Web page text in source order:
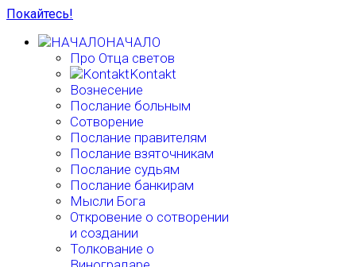
Покайтесь!
НАЧАЛО
Про Отца светов
Kontakt
Вознесение
Послание больным
Сотворение
Послание правителям
Послание взяточникам
Послание судьям
Послание банкирам
Мысли Бога
Откровение о сотворении
и создании
Толкование о